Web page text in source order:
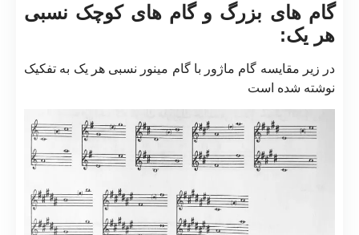
گام های بزرگ و گام های کوچک نسبی
هر یک:
در زیر مقایسه گام ماژور با گام مینور نسبی هر یک به تفکیک
نوشته شده است